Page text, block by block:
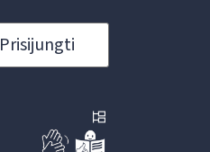
Prisijungti